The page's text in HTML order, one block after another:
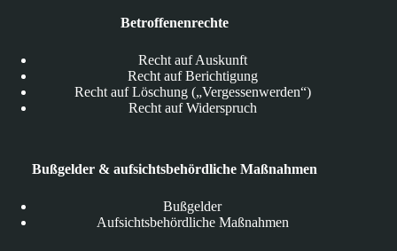
Betroffenenrechte
Recht auf Auskunft
Recht auf Berichtigung
Recht auf Löschung („Vergessenwerden“)
Recht auf Widerspruch
Bußgelder & aufsichtsbehördliche Maßnahmen
Bußgelder
Aufsichtsbehördliche Maßnahmen